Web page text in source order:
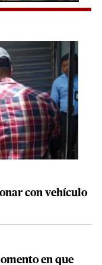
con vehículo
en que